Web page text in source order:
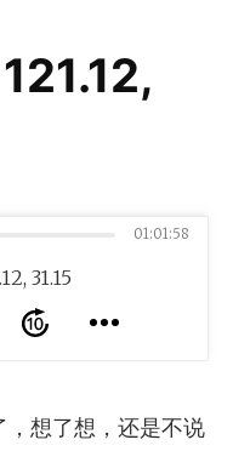
31.15
01:01:58
，想了想，还是不说